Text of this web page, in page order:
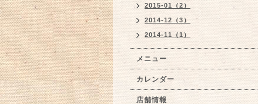
2015-01（2）
2014-12（3）
2014-11（1）
メニュー
カレンダー
店舗情報